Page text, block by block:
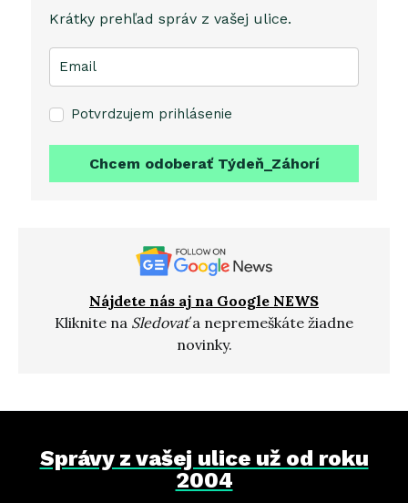
Krátky prehľad správ z vašej ulice.
Potvrdzujem prihlásenie
Chcem odoberať Týdeň_Záhorí
Nájdete nás aj na Google NEWS
Kliknite na Sledovaťa nepremeškáte žiadne
novinky.
Správy z vašej ulice už od roku
2004